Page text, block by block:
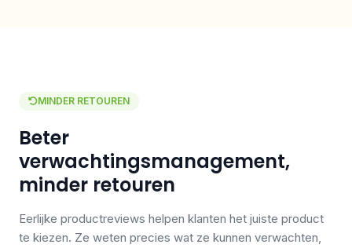
MINDER RETOUREN
Beter
verwachtingsmanagement,
minder retouren
Eerlijke productreviews helpen klanten het juiste product
te kiezen. Ze weten precies wat ze kunnen verwachten,